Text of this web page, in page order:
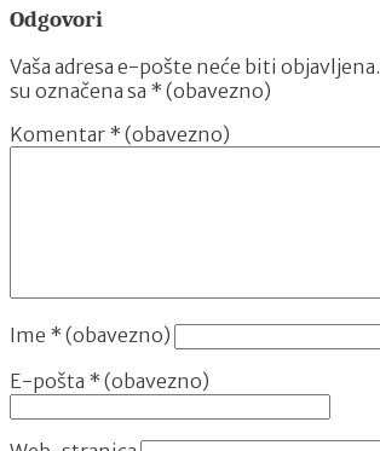
Odgovori
Vaša adresa e-pošte neće biti objavljena.
su označena sa * (obavezno)
Komentar * (obavezno)
Ime * (obavezno)
E-pošta * (obavezno)